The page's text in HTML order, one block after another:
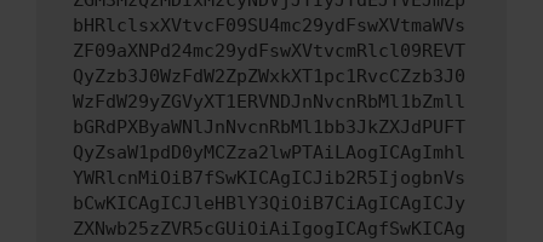
bHRlclsxXVtvcF09SU4mc29ydFswXVtmaWVs
ZF09aXNPd24mc29ydFswXVtvcmRlcl09REVT
QyZzb3J0WzFdW2ZpZWxkXT1pc1RvcCZzb3J0
WzFdW29yZGVyXT1ERVNDJnNvcnRbMl1bZmll
bGRdPXByaWNlJnNvcnRbMl1bb3JkZXJdPUFT
QyZsaW1pdD0yMCZza2lwPTAiLAogICAgImhl
YWRlcnMiOiB7fSwKICAgICJib2R5IjogbnVs
bCwKICAgICJleHBlY3QiOiB7CiAgICAgICJy
ZXNwb25zZVR5cGUiOiAiIgogICAgfSwKICAg